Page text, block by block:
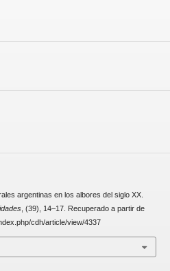
argentinas en los albores del siglo XX.
, (39), 14–17. Recuperado a partir de
cdh/article/view/4337